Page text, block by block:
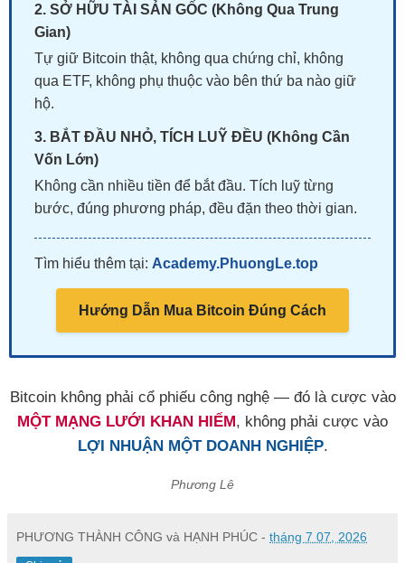
2. SỞ HỮU TÀI SẢN GỐC (Không Qua Trung
Gian)
Tự giữ Bitcoin thật, không qua chứng chỉ, không
qua ETF, không phụ thuộc vào bên thứ ba nào giữ
hộ.
3. BẮT ĐẦU NHỎ, TÍCH LUỸ ĐỀU (Không Cần
Vốn Lớn)
Không cần nhiều tiền để bắt đầu. Tích luỹ từng
bước, đúng phương pháp, đều đặn theo thời gian.
Tìm hiểu thêm tại: Academy.PhuongLe.top
Hướng Dẫn Mua Bitcoin Đúng Cách
Bitcoin không phải cổ phiếu công nghệ — đó là cược vào
MỘT MẠNG LƯỚI KHAN HIẾM, không phải cược vào
LỢI NHUẬN MỘT DOANH NGHIỆP.
Phương Lê
PHƯƠNG THÀNH CÔNG và HẠNH PHÚC - tháng 7 07, 2026